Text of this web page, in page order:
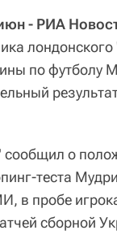
- РИА
по футболу
сообщил о
теста
в пробе
сборной